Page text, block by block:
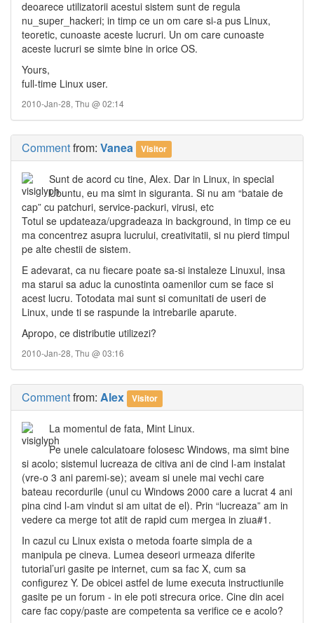
deoarece utilizatorii acestui sistem sunt de regula
nu_super_hackeri; in timp ce un om care si-a pus Linux,
teoretic, cunoaste aceste lucruri. Un om care cunoaste
aceste lucruri se simte bine in orice OS.
Yours,
full-time Linux user.
2010-Jan-28, Thu @ 02:14
Commentfrom: Vanea Visitor
Sunt de acord cu tine, Alex. Dar in Linux, in special
Ubuntu, eu ma simt in siguranta. Si nu am “bataie de
cap” cu patchuri, service-packuri, virusi, etc
Totul se updateaza/upgradeaza in background, in timp ce eu
ma concentrez asupra lucrului, creativitatii, si nu pierd timpul
pe alte chestii de sistem.
E adevarat, ca nu fiecare poate sa-si instaleze Linuxul, insa
ma starui sa aduc la cunostinta oamenilor cum se face si
acest lucru. Totodata mai sunt si comunitati de useri de
Linux, unde ti se raspunde la intrebarile aparute.
Apropo, ce distributie utilizezi?
2010-Jan-28, Thu @ 03:16
Commentfrom: Alex Visitor
La momentul de fata, Mint Linux.
Pe unele calculatoare folosesc Windows, ma simt bine
si acolo; sistemul lucreaza de citiva ani de cind l-am instalat
(vre-o 3 ani paremi-se); aveam si unele mai vechi care
bateau recordurile (unul cu Windows 2000 care a lucrat 4 ani
pina cind l-am vindut si am uitat de el). Prin “lucreaza” am in
vedere ca merge tot atit de rapid cum mergea in ziua#1.
In cazul cu Linux exista o metoda foarte simpla de a
manipula pe cineva. Lumea deseori urmeaza diferite
tutorial’uri gasite pe internet, cum sa fac X, cum sa
configurez Y. De obicei astfel de lume executa instructiunile
gasite pe un forum - in ele poti strecura orice. Cine din acei
care fac copy/paste are competenta sa verifice ce e acolo?